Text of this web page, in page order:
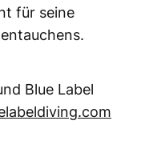
für seine
Blue Label